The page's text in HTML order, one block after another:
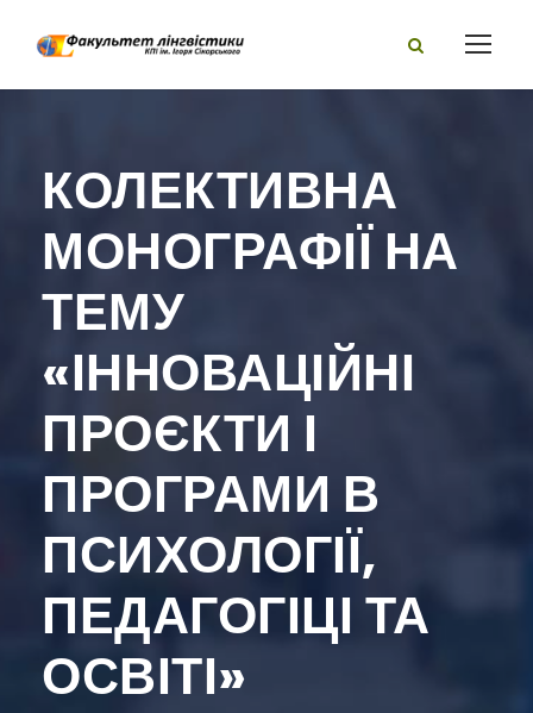
КОЛЕКТИВНА
МОНОГРАФІЇ НА
ТЕМУ
«ІННОВАЦІЙНІ
ПРОЄКТИ І
ПРОГРАМИ В
ПСИХОЛОГІЇ,
ПЕДАГОГІЦІ ТА
ОСВІТІ»